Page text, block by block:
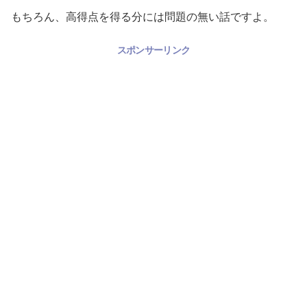
もちろん、高得点を得る分には問題の無い話ですよ。
スポンサーリンク